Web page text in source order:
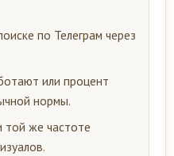
по Телеграм через
или процент
нормы.
той же частоте